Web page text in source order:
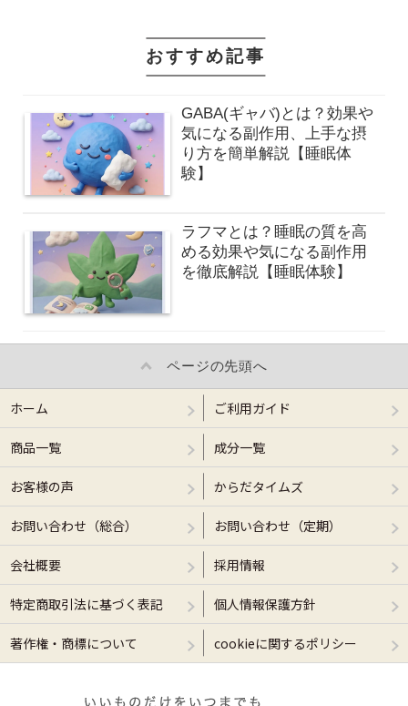
おすすめ記事
GABA(ギャバ)とは？効果や
気になる副作用、上手な摂
り方を簡単解説【睡眠体
験】
ラフマとは？睡眠の質を高
める効果や気になる副作用
を徹底解説【睡眠体験】
ページの先頭へ
ホーム ご利用ガイド
商品一覧 成分一覧
お客様の声 からだタイムズ
お問い合わせ（総合） お問い合わせ（定期）
会社概要 採用情報
特定商取引法に基づく表記 個人情報保護方針
著作権・商標について cookieに関するポリシー